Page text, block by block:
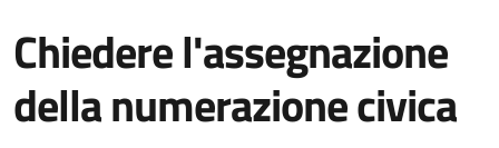
Chiedere l'assegnazione
della numerazione civica